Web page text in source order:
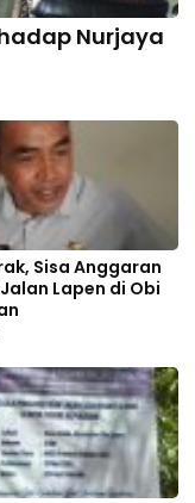
Nurjaya
Sisa Anggaran
Lapen di Obi